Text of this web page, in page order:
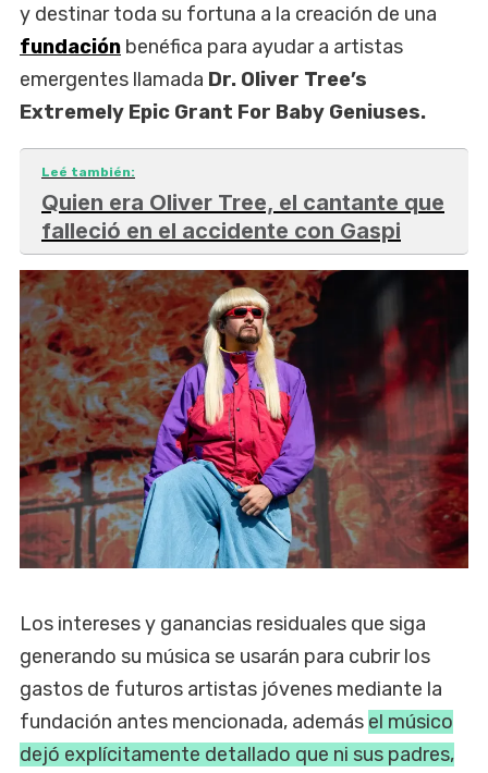
y destinar toda su fortuna a la creación de una
fundación benéfica para ayudar a artistas
emergentes llamada Dr. Oliver Tree’s
Extremely Epic Grant For Baby Geniuses.
Leé también:
Quien era Oliver Tree, el cantante que
falleció en el accidente con Gaspi
Los intereses y ganancias residuales que siga
generando su música se usarán para cubrir los
gastos de futuros artistas jóvenes mediante la
fundación antes mencionada, además el músico
dejó explícitamente detallado que ni sus padres,